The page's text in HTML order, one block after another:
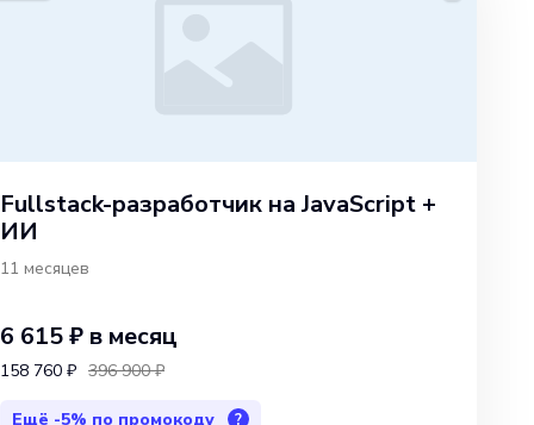
Fullstack-разработчик на JavaScript +
ИИ
11 месяцев
6 615 ₽ в месяц
158 760 ₽ 396 900 ₽
Ещё -5% по промокоду ?